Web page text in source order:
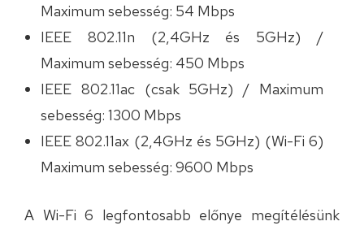
Maximum sebesség: 54 Mbps
IEEE 802.11n (2,4GHz és 5GHz) /
Maximum sebesség: 450 Mbps
IEEE 802.11ac (csak 5GHz) / Maximum
sebesség: 1300 Mbps
IEEE 802.11ax (2,4GHz és 5GHz) (Wi-Fi 6)
Maximum sebesség: 9600 Mbps
A Wi-Fi 6 legfontosabb előnye megítélésünk